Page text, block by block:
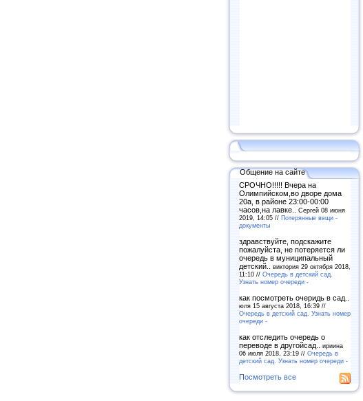
Общение на сайте
СРОЧНО!!!!! Вчера на
Олимпийском,во дворе дома
20а, в районе 23:00-00:00
часов,на лавке.. Сергей 08 июня
2019, 14:05 // Потерянные вещи -
документы
здравствуйте, подскажите
пожалуйста, не потеряется ли
очередь в муниципальный
детский.. виктория 29 октября 2018,
11:10 // Очередь в детский сад.
Узнать номер очереди -
как посмотреть очеридь в сад..
юля 15 августа 2018, 16:39 //
Очередь в детский сад. Узнать номер
очереди -
как отследить очередь о
переводе в другойсад.. ириина
06 июля 2018, 23:19 // Очередь в
детский сад. Узнать номер очереди -
Посмотреть все